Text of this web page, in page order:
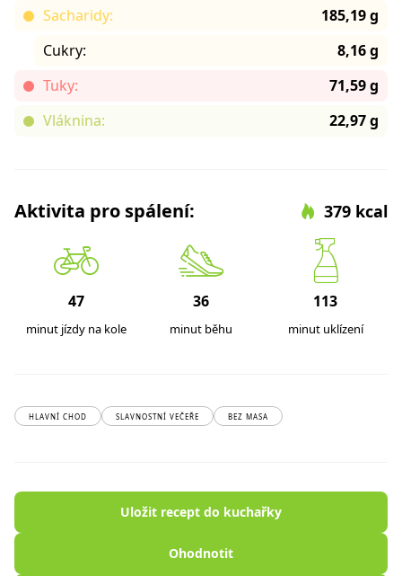
Sacharidy:
185,19 g
Cukry:
8,16 g
Tuky:
71,59 g
Vláknina:
22,97 g
Aktivita pro spálení: 379 kcal
47
minut jízdy na kole
36
minut běhu
113
minut uklízení
HLAVNÍ CHOD SLAVNOSTNÍ VEČEŘE BEZ MASA
Uložit recept do kuchařky
Ohodnotit